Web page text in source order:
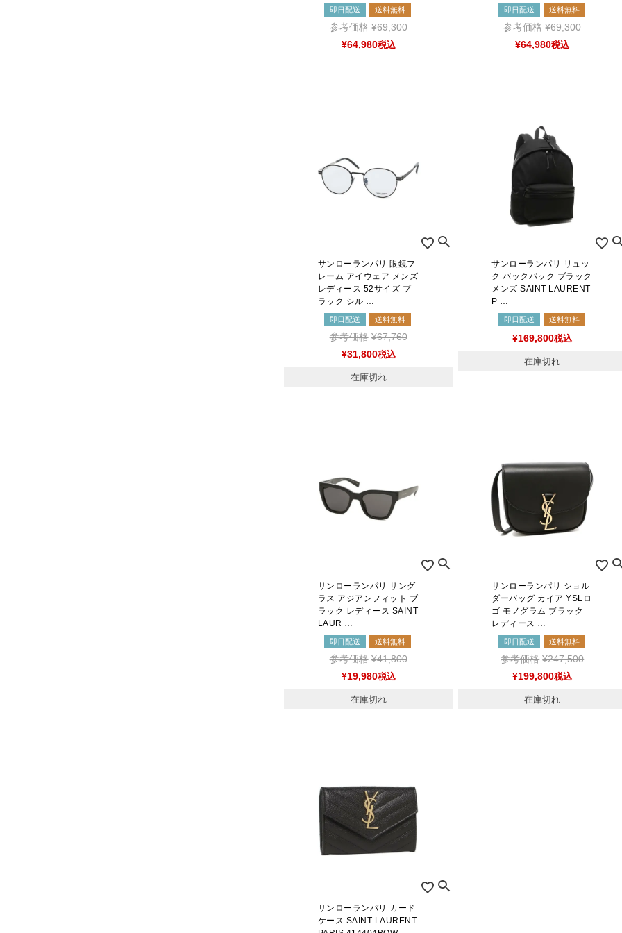
即日配送 送料無料
参考価格 ¥69,300
¥64,980税込
即日配送 送料無料
参考価格 ¥69,300
¥64,980税込
サンローランパリ 眼鏡フ
レーム アイウェア メンズ
レディース 52サイズ ブ
ラック シル …
即日配送 送料無料
参考価格 ¥67,760
¥31,800税込
在庫切れ
サンローランパリ リュッ
ク バックパック ブラック
メンズ SAINT LAURENT
P …
即日配送 送料無料
¥169,800税込
在庫切れ
サンローランパリ サング
ラス アジアンフィット ブ
ラック レディース SAINT
LAUR …
即日配送 送料無料
参考価格 ¥41,800
¥19,980税込
在庫切れ
サンローランパリ ショル
ダーバッグ カイア YSLロ
ゴ モノグラム ブラック
レディース …
即日配送 送料無料
参考価格 ¥247,500
¥199,800税込
在庫切れ
サンローランパリ カード
ケース SAINT LAURENT